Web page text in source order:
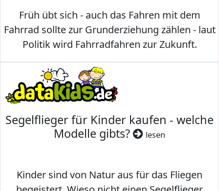
Früh übt sich - auch das Fahren mit dem
Fahrrad sollte zur Grunderziehung zählen - laut
Politik wird Fahrradfahren zur Zukunft.
Segelflieger für Kinder kaufen - welche
Modelle gibts?
lesen
Kinder sind von Natur aus für das Fliegen